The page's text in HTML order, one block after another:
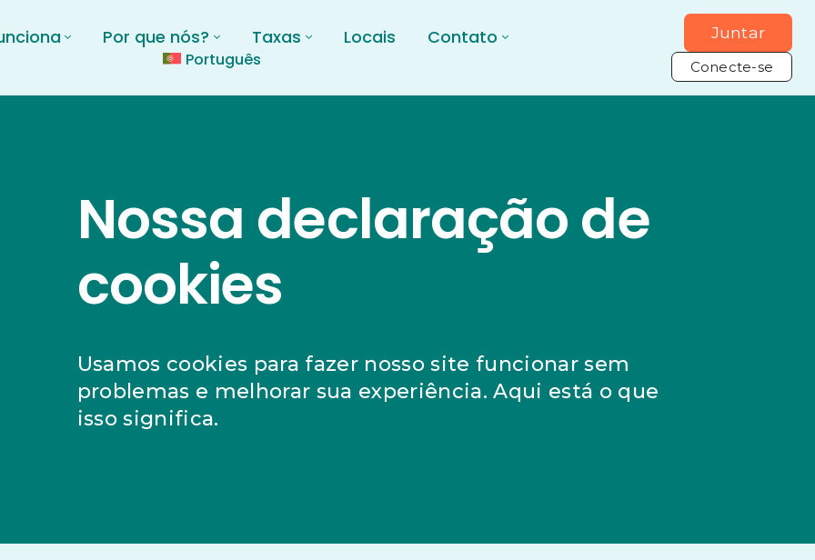
Por que nós? Taxas Locais Contato
Português
Juntar
Conecte-se
Nossa declaração de
cookies
Usamos cookies para fazer nosso site funcionar sem
problemas e melhorar sua experiência. Aqui está o que
isso significa.